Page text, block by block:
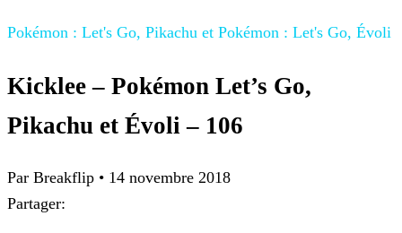
Pokémon : Let's Go, Pikachu et Pokémon : Let's Go, Évoli
Kicklee – Pokémon Let’s Go,
Pikachu et Évoli – 106
Par Breakflip • 14 novembre 2018
Partager: